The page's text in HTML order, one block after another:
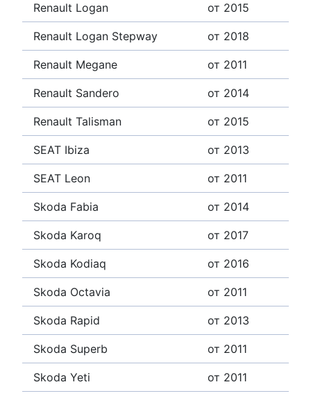
Renault Logan от 2015
Renault Logan Stepway от 2018
Renault Megane от 2011
Renault Sandero от 2014
Renault Talisman от 2015
SEAT Ibiza от 2013
SEAT Leon от 2011
Skoda Fabia от 2014
Skoda Karoq от 2017
Skoda Kodiaq от 2016
Skoda Octavia от 2011
Skoda Rapid от 2013
Skoda Superb от 2011
Skoda Yeti от 2011